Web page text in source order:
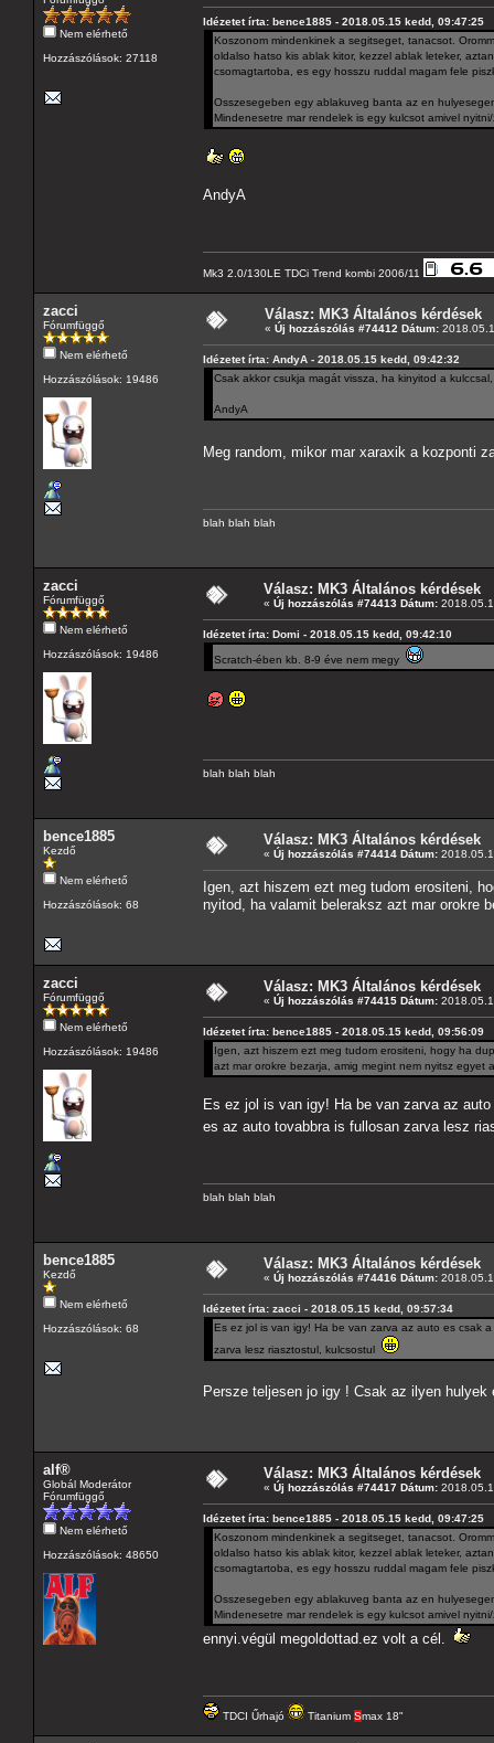
Nem elérhető
Hozzászólások: 27118
Idézetet írta: bence1885 - 2018.05.15 kedd, 09:47:25
Koszonom mindenkinek a segitseget, tanacsot.
oldalso hatso kis ablak kitor, kezzel ablak leteker,
csomagtartoba, es egy hosszu ruddal magam fele
Osszesegeben egy ablakuveg banta az en
Mindenesetre mar rendelek is egy kulcsot amivel
AndyA
Mk3 2.0/130LE TDCi Trend kombi 2006/11
zacci
Fórumfüggő
Nem elérhető
Hozzászólások: 19486
Válasz: MK3 Általános kérdések
« Új hozzászólás #74412 Dátum:
Idézetet írta: AndyA - 2018.05.15 kedd, 09:42:32
Csak akkor csukja magát vissza, ha kinyitod a
AndyA
Meg random, mikor mar xaraxik a kozponti
blah blah blah
zacci
Fórumfüggő
Nem elérhető
Hozzászólások: 19486
Válasz: MK3 Általános kérdések
« Új hozzászólás #74413 Dátum:
Idézetet írta: Domi - 2018.05.15 kedd, 09:42:10
Scratch-ében kb. 8-9 éve nem megy
blah blah blah
bence1885
Kezdő
Nem elérhető
Hozzászólások: 68
Válasz: MK3 Általános kérdések
« Új hozzászólás #74414 Dátum:
Igen, azt hiszem ezt meg tudom erositeni,
nyitod, ha valamit beleraksz azt mar orokre
zacci
Fórumfüggő
Nem elérhető
Hozzászólások: 19486
Válasz: MK3 Általános kérdések
« Új hozzászólás #74415 Dátum:
Idézetet írta: bence1885 - 2018.05.15 kedd, 09:56:09
Igen, azt hiszem ezt meg tudom erositeni, hogy ha
azt mar orokre bezarja, amig megint nem nyitsz egyet
Es ez jol is van igy! Ha be van zarva az
es az auto tovabbra is fullosan zarva lesz
blah blah blah
bence1885
Kezdő
Nem elérhető
Hozzászólások: 68
Válasz: MK3 Általános kérdések
« Új hozzászólás #74416 Dátum:
Idézetet írta: zacci - 2018.05.15 kedd, 09:57:34
Es ez jol is van igy! Ha be van zarva az auto es csak
zarva lesz riasztostul, kulcsostul
Persze teljesen jo igy ! Csak az ilyen
alf®
Globál Moderátor
Fórumfüggő
Nem elérhető
Hozzászólások: 48650
Válasz: MK3 Általános kérdések
« Új hozzászólás #74417 Dátum:
Idézetet írta: bence1885 - 2018.05.15 kedd, 09:47:25
Koszonom mindenkinek a segitseget, tanacsot.
oldalso hatso kis ablak kitor, kezzel ablak leteker,
csomagtartoba, es egy hosszu ruddal magam fele
Osszesegeben egy ablakuveg banta az en
Mindenesetre mar rendelek is egy kulcsot amivel
ennyi.végül megoldottad.ez volt a cél.
TDCI Űrhajó Titanium Smax 18"